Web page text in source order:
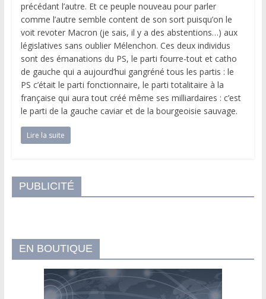
précédant l’autre. Et ce peuple nouveau pour parler
comme l’autre semble content de son sort puisqu’on le
voit revoter Macron (je sais, il y a des abstentions…) aux
législatives sans oublier Mélenchon. Ces deux individus
sont des émanations du PS, le parti fourre-tout et catho
de gauche qui a aujourd’hui gangréné tous les partis : le
PS c’était le parti fonctionnaire, le parti totalitaire à la
française qui aura tout créé même ses milliardaires : c’est
le parti de la gauche caviar et de la bourgeoisie sauvage.
Lire la suite
PUBLICITÉ
EN BOUTIQUE